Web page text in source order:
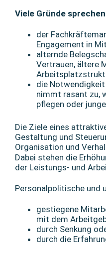
Viele Gründe
der
Engagement in
alternde
Vertrauen, ältere
die Notwendigkeit
nimmt rasant zu,
pflegen oder
Die Ziele eines
Gestaltung und
Organisation und
Dabei stehen die
der Leistungs- und
Personalpolitische und
gestiegene
mit dem
durch Senkung
durch die